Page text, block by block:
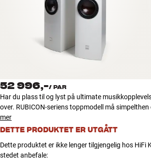
Tilbehør
NYHETER
TILBUD
Finn Butikk
Kundeservice
Logg inn
52 996,-/ PAR
Har du plass til og lyst på ultimate
over. RUBICON-seriens toppmodell må simpelthen
mer
DETTE PRODUKTET ER UTGÅTT
Dette produktet er ikke lenger tilgjengelig hos HiFi
stedet anbefale: